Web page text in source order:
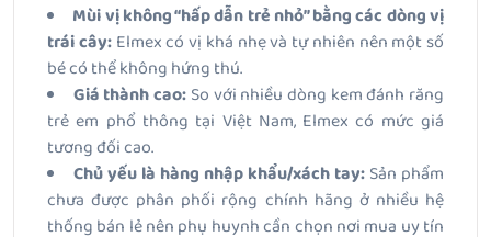
Mùi vị không “hấp dẫn trẻ nhỏ” bằng các dòng vị
trái cây:Elmex có vị khá nhẹ và tự nhiên nên một số
bé có thể không hứng thú.
Giá thành cao: So với nhiều dòng kem đánh răng
trẻ em phổ thông tại Việt Nam, Elmex có mức giá
tương đối cao.
Chủ yếu là hàng nhập khẩu/xách tay: Sản phẩm
chưa được phân phối rộng chính hãng ở nhiều hệ
thống bán lẻ nên phụ huynh cần chọn nơi mua uy tín